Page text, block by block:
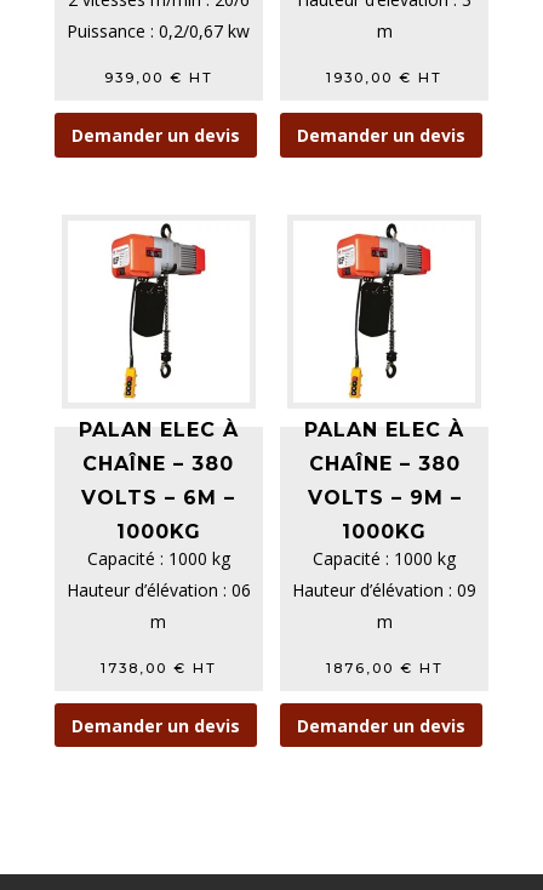
Puissance : 0,2/0,67 kw
939,00 € HT
Demander un devis
m
1930,00€ HT
Demander un devis
PALAN ELEC À
CHAÎNE – 380
VOLTS – 6M –
1000KG
Capacité : 1000 kg
Hauteur d’élévation : 06
m
1738,00 € HT
Demander un devis
PALAN ELEC À
CHAÎNE – 380
VOLTS – 9M –
1000KG
Capacité : 1000 kg
Hauteur d’élévation : 09
m
1876,00 € HT
Demander un devis